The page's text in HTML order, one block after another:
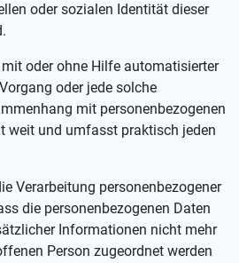
oder sozialen Identität dieser
mit oder ohne Hilfe automatisierter
oder jede solche
mit personenbezogenen
weit und umfasst praktisch jeden
Verarbeitung personenbezogener
die personenbezogenen Daten
Informationen nicht mehr
Person zugeordnet werden